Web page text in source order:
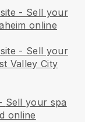
- Sell your
online
- Sell your
Valley City
Sell your spa
online